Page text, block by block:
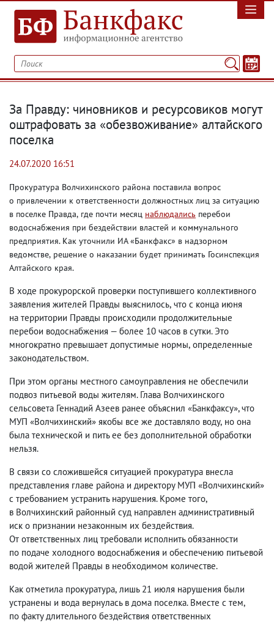
За Правду: чиновников и ресурсовиков могут
оштрафовать за «обезвоживание» алтайского
поселка
24.07.2020 16:51
Прокуратура Волчихинского района поставила вопрос
о привлечении к ответственности должностных лиц за ситуацию
в поселке Правда, где почти месяц наблюдались перебои
водоснабжения при бездействии властей и коммунального
предприятия. Как уточнили ИА «Банкфакс» в надзорном
ведомстве, решение о наказании будет принимать Госинспекция
Алтайского края.
В ходе прокурорской проверки поступившего коллективного
заявления жителей Правды выяснилось, что с конца июня
на территории Правды происходили продолжительные
перебои водоснабжения — более 10 часов в сутки. Это
многократно превышает допустимые нормы, определенные
законодательством.
При этом органы местного самоуправления не обеспечили
подвоз питьевой воды жителям. Глава Волчихинского
сельсовета Геннадий Азеев ранее объяснил «Банкфаксу», что
МУП «Волчихинский» якобы все же доставляло воду, но она
была технической и пить ее без дополнительной обработки
нельзя.
В связи со сложившейся ситуацией прокуратура внесла
представления главе района и директору МУП «Волчихинский»
с требованием устранить нарушения. Кроме того,
в Волчихинский районный суд направлен административный
иск о признании незаконным их бездействия.
От ответственных лиц требовали исполнить обязанности
по подаче холодного водоснабжения и обеспечению питьевой
водой жителей Правды в необходимом количестве.
Как отметила прокуратура, лишь 21 июля нарушения были
устранены и вода вернулась в дома поселка. Вместе с тем,
по факту длительного бездействия ответственных